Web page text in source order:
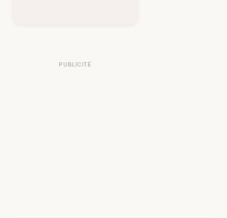
PUBLICITÉ